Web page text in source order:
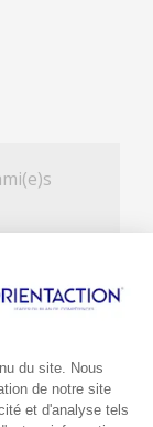
de
des
de